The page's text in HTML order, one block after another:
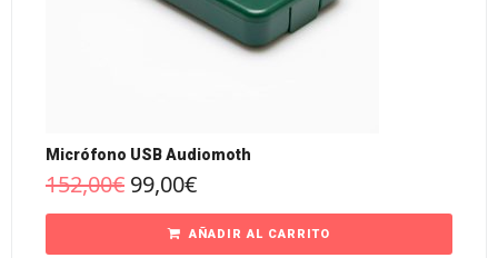
Micrófono USB Audiomoth
152,00€ 99,00€
AÑADIR AL CARRITO